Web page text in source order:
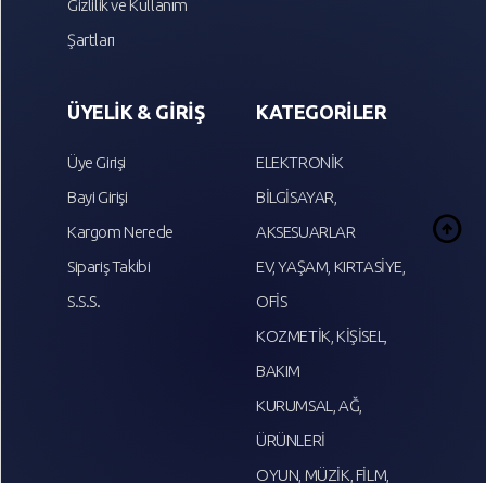
Gizlilik ve Kullanım
Şartları
ÜYELİK & GİRİŞ
Üye Girişi
Bayi Girişi
Kargom Nerede
Sipariş Takibi
S.S.S.
KATEGORİLER
ELEKTRONİK
BİLGİSAYAR,
AKSESUARLAR
EV, YAŞAM, KIRTASİYE,
OFİS
KOZMETİK, KİŞİSEL,
BAKIM
KURUMSAL, AĞ,
ÜRÜNLERİ
OYUN, MÜZİK, FİLM,
arrow_circle_up